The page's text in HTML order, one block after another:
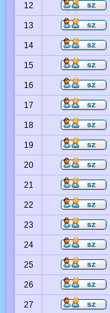
12
13
14
15
16
17
18
19
20
21
22
23
24
25
26
27